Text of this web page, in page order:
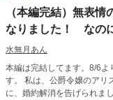
（本編完結）無表
なりました！ なの
水無月あん
本編は完結してます。8/6よ
す。 私は、公爵令嬢のアリ
に、婚約解消を告げられま